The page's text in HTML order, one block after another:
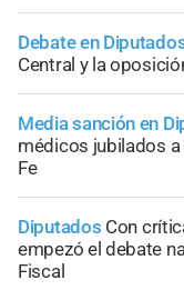
Debate en
Central y la
Media sanción en
médicos jubilados
Fe
Diputados Con
empezó el debate
Fiscal